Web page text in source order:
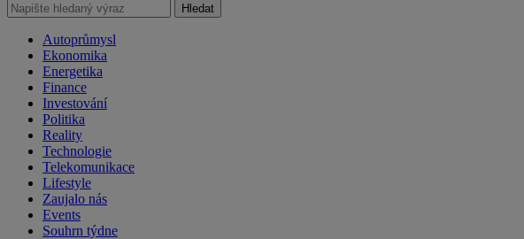
Hledat
Autoprůmysl
Ekonomika
Energetika
Finance
Investování
Politika
Reality
Technologie
Telekomunikace
Lifestyle
Zaujalo nás
Events
Souhrn týdne